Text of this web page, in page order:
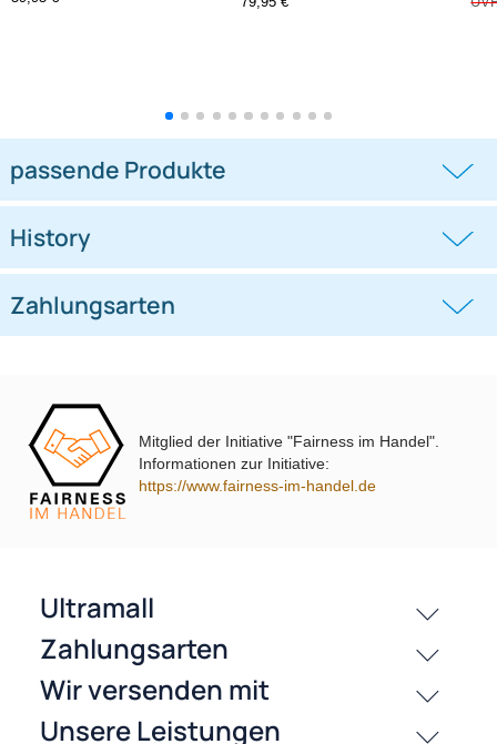
kompatibel mit Hyundai KIA
OEM-Soundsystem 24Pin/18Pin
Multilead analog lose
59,95 €
Lenkradfernbedienungsadapter
kompatibel mit VW Passat Golf
Touran Polo
passende Produkte
History
Mitglied der Initiative "Fairness im Handel".
Informationen zur Initiative:
https://www.fairness-im-handel.de